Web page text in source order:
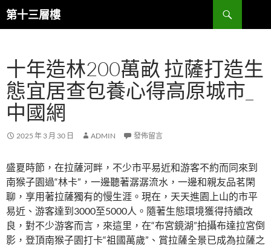
跳
至
內
第十三層樓
搜
尋
十年造林200萬畝 拉薩打造生
態宜居查包養心得高原城市_
中國網
2025 年 3 月 30 日 ADMIN 發佈留言
盛夏時節，在拉薩河畔，不少市平易近和游客不約而同來到
南猴子園過“林卡”，一邊聽著潺潺流水，一邊和親友品茗閑
聊，享用著拉薩獨有的慢生涯。現在，天天進園上山的市平
易近、游客達到3000至5000人。隨著生態環境獲得持續改
良，對不少游客而言，來這里，在“布宮鏡湖”拍攝布達拉宮倒
影，登頂南猴子園打卡“祖國萬歲”、賞拉薩全景已成為拉薩之